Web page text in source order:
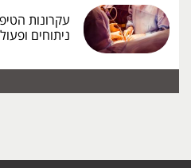
עקרונות
ניתוחים